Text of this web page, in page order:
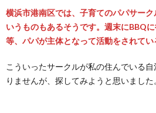
横浜市港南区では、子育てのパパサー
いうものもあるそうです。週末にBBQ
等、パパが主体となって活動をされてい
こういったサークルが私の住んでいる
りませんが、探してみようと思いました